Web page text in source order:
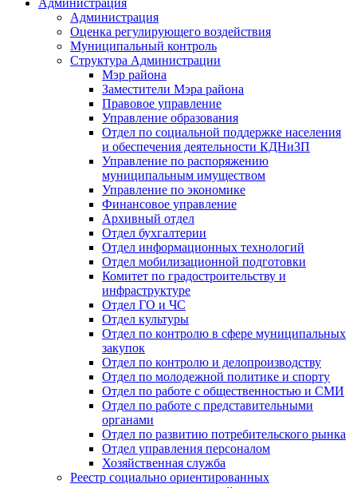
Администрация
Оценка регулирующего воздействия
Муниципальный контроль
Структура Администрации
Мэр района
Заместители Мэра района
Правовое управление
Управление образования
Отдел по социальной поддержке населения
и обеспечения деятельности КДНиЗП
Управление по распоряжению
муниципальным имуществом
Управление по экономике
Финансовое управление
Архивный отдел
Отдел бухгалтерии
Отдел информационных технологий
Отдел мобилизационной подготовки
Комитет по градостроительству и
инфраструктуре
Отдел ГО и ЧС
Отдел культуры
Отдел по контролю в сфере муниципальных
закупок
Отдел по контролю и делопроизводству
Отдел по молодежной политике и спорту
Отдел по работе с общественностью и СМИ
Отдел по работе с представительными
органами
Отдел по развитию потребительского рынка
Отдел управления персоналом
Хозяйственная служба
Реестр социально ориентированных